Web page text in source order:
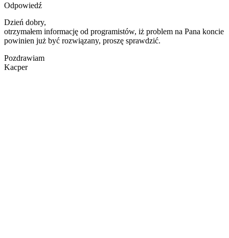
Odpowiedź
Dzień dobry,
otrzymałem informację od programistów, iż problem na Pana koncie
powinien już być rozwiązany, proszę sprawdzić.
Pozdrawiam
Kacper